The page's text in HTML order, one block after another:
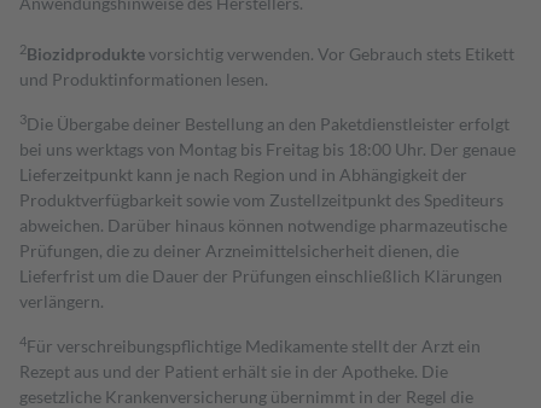
2Biozidproduktevorsichtig verwenden. Vor Gebrauch stets Etikett
und Produktinformationen lesen.
3Die Übergabe deiner Bestellung an den Paketdienstleister erfolgt
bei uns werktags von Montag bis Freitag bis 18:00 Uhr. Der genaue
Lieferzeitpunkt kann je nach Region und in Abhängigkeit der
Produktverfügbarkeit sowie vom Zustellzeitpunkt des Spediteurs
abweichen. Darüber hinaus können notwendige pharmazeutische
Prüfungen, die zu deiner Arzneimittelsicherheit dienen, die
Lieferfrist um die Dauer der Prüfungen einschließlich Klärungen
verlängern.
4Für verschreibungspflichtige Medikamente stellt der Arzt ein
Rezept aus und der Patient erhält sie in der Apotheke. Die
gesetzliche Krankenversicherung übernimmt in der Regel die